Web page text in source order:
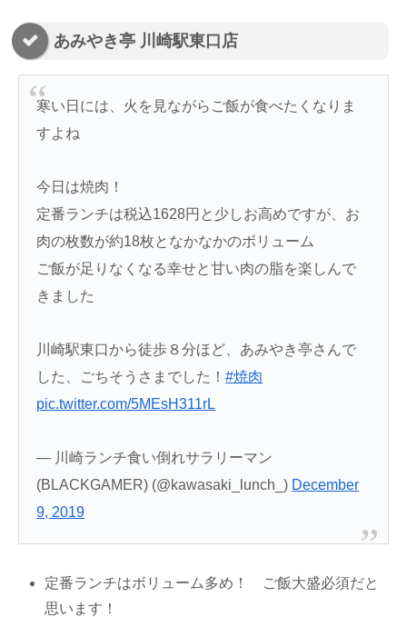
あみやき亭 川崎駅東口店
寒い日には、火を見ながらご飯が食べたくなりま
すよね
今日は焼肉！
定番ランチは税込1628円と少しお高めですが、お
肉の枚数が約18枚となかなかのボリューム
ご飯が足りなくなる幸せと甘い肉の脂を楽しんで
きました
川崎駅東口から徒歩８分ほど、あみやき亭さんで
した、ごちそうさまでした！#焼肉
pic.twitter.com/5MEsH311rL
— 川崎ランチ食い倒れサラリーマン
(BLACKGAMER) (@kawasaki_lunch_) December
9, 2019
定番ランチはボリューム多め！ ご飯大盛必須だと
思います！